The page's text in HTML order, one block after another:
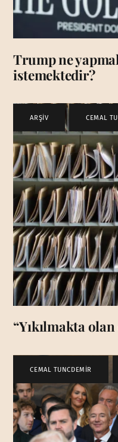
Trump ne
istemektedir?
ARŞİV CEMAL
“Yıkılmakta
CEMAL TUNCDEMİR